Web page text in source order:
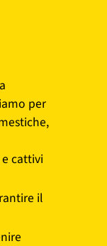
per
cattivi
il